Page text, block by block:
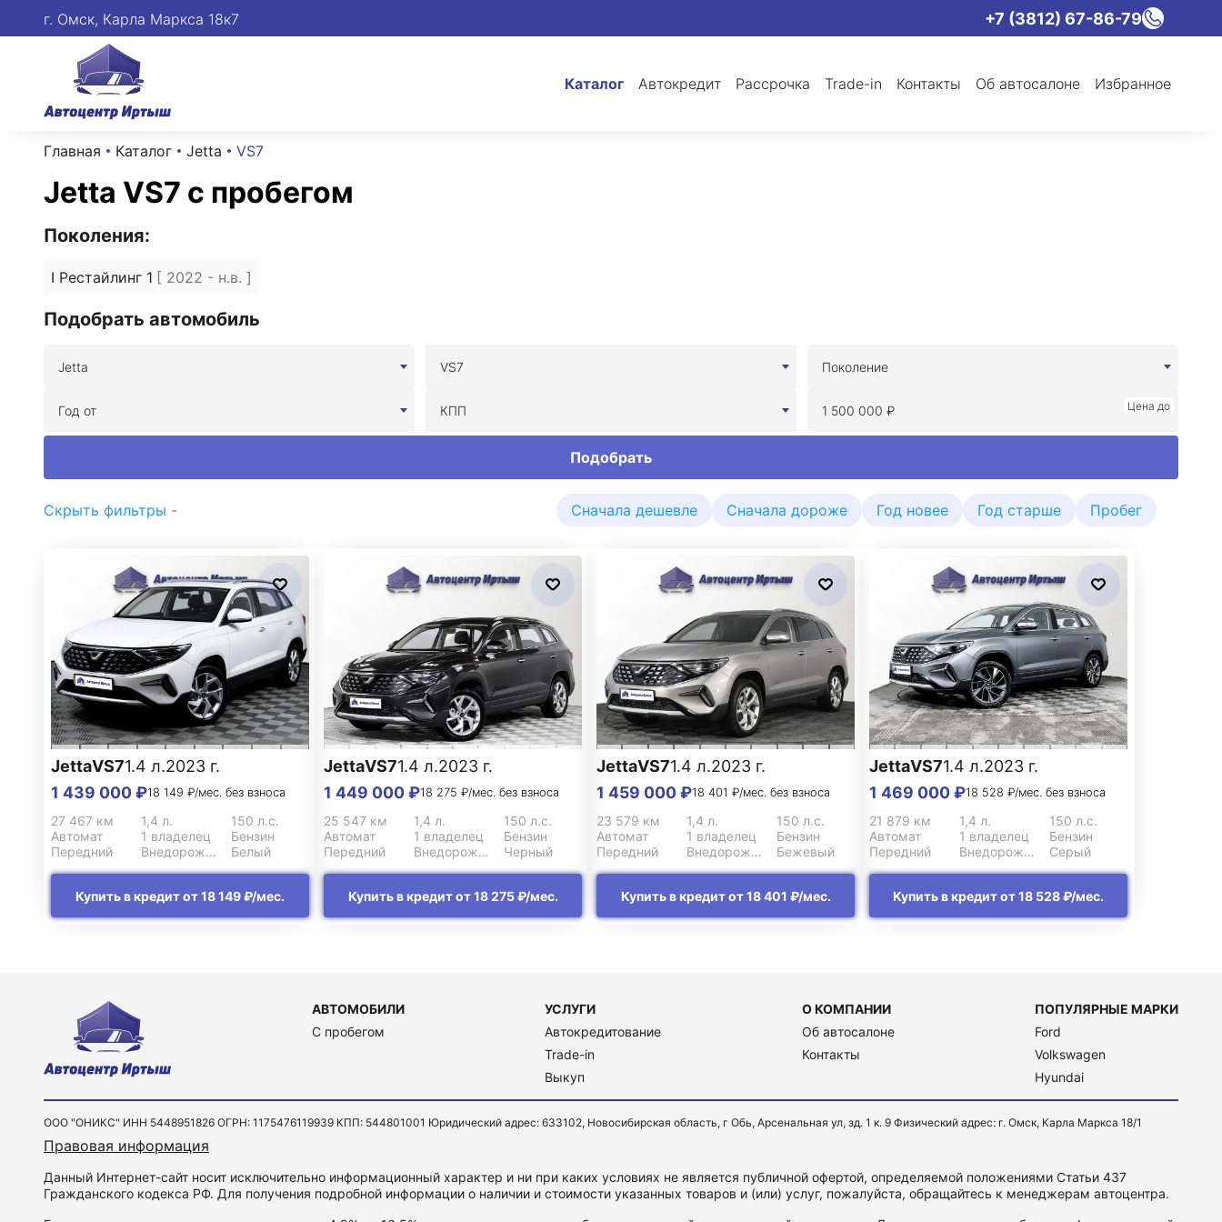
г. Омск, Карла Маркса 18к7 +7 (3812) 67-86-79
Каталог Автокредит Рассрочка Trade-in Контакты Об автосалоне Избранное
Главная Каталог Jetta VS7
Jetta VS7 с пробегом
Поколения:
I Рестайлинг 1 [ 2022 - н.в. ]
Подобрать автомобиль
Jetta VS7 Поколение
Год от КПП Цена до
Подобрать
Скрыть фильтры - Сначала дешевле Сначала дороже Год новее Год старше Пробег
JettaVS71.4 л.2023 г.
1 439 000 ₽18 149 ₽/мес. без взноса
27 467 км 1,4 л.
150 л.с.
Автомат
1 владелец
Бензин
Передний
Внедорожник 5 дв. Белый
Купить в кредит от 18 149 ₽/мес.
JettaVS71.4 л.2023 г.
1 449 000 ₽18 275 ₽/мес. без взноса
25 547 км 1,4 л.
150 л.с.
Автомат
1 владелец
Бензин
Передний
Внедорожник 5 дв. Черный
Купить в кредит от 18 275 ₽/мес.
JettaVS71.4 л.2023 г.
1 459 000 ₽18 401 ₽/мес. без взноса
23 579 км 1,4 л.
150 л.с.
Автомат
1 владелец
Бензин
Передний
Внедорожник 5 дв. Бежевый
Купить в кредит от 18 401 ₽/мес.
JettaVS71.4 л.2023 г.
1 469 000 ₽18 528 ₽/мес. без взноса
21 879 км 1,4 л.
150 л.с.
Автомат
1 владелец
Бензин
Передний
Внедорожник 5 дв. Серый
Купить в кредит от 18 528 ₽/мес.
АВТОМОБИЛИ
C пробегом
УСЛУГИ
Автокредитование
Trade-in
Выкуп
О КОМПАНИИ
Об автосалоне
Контакты
ПОПУЛЯРНЫЕ МАРКИ
Ford
Volkswagen
Hyundai
ООО "ОНИКС" ИНН 5448951826 ОГРН: 1175476119939 КПП: 544801001 Юридический адрес: 633102, Новосибирская область, г Обь, Арсенальная ул, зд. 1 к. 9 Физический адрес: г. Омск, Карла Маркса 18/1
Правовая информация
Данный Интернет-сайт носит исключительно информационный характер и ни при каких условиях не является публичной офертой, определяемой положениями Статьи 437
Гражданского кодекса РФ. Для получения подробной информации о наличии и стоимости указанных товаров и (или) услуг, пожалуйста, обращайтесь к менеджерам автоцентра.